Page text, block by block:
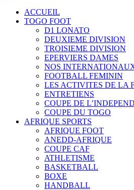
ACCUEIL
TOGO FOOT
D1 LONATO
DEUXIEME DIVISION
TROISIEME DIVISION
EPERVIERS DAMES
NOS
FOOTBALL FEMININ
LES ACTIVITES DE LA
ENTRETIENS
COUPE DE
COUPE DU TOGO
AFRIQUE SPORTS
AFRIQUE FOOT
ANEDD-AFRIQUE
COUPE CAF
ATHLETISME
BASKETBALL
BOXE
HANDBALL